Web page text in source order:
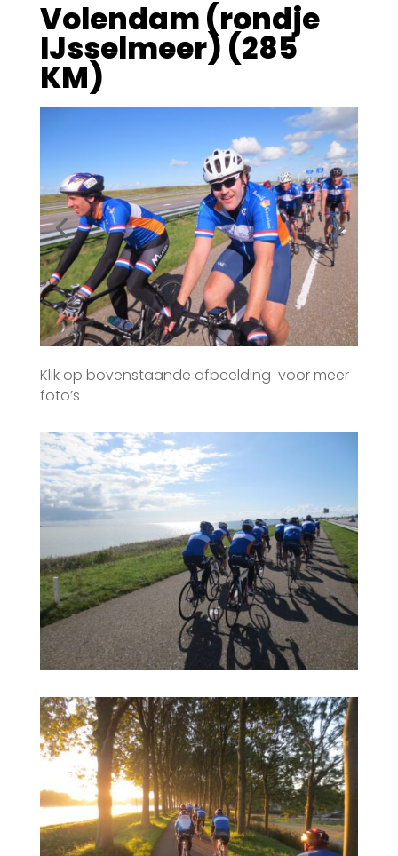
Volendam (rondje
IJsselmeer) (285
KM)
Klik op bovenstaande afbeelding voor meer
foto’s